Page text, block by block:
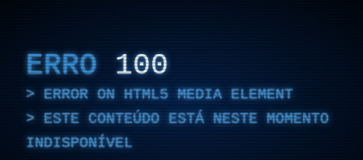
ERRO 100
ERROR ON HTML5 MEDIA ELEMENT
ESTE CONTEÚDO ESTÁ NESTE MOMENTO
INDISPONÍVEL